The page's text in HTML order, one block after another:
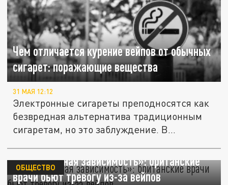
Чем отличается курение вейпов от обычных
сигарет: поражающие вещества
31 МАЯ 12:12
Электронные сигареты преподносятся как
безвредная альтернатива традиционным
сигаретам, но это заблуждение. В...
«Пожизненная зависимость»: британские
врачи бьют тревогу из-за вейпов
ОБЩЕСТВО